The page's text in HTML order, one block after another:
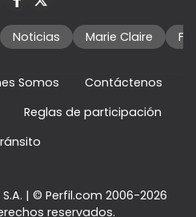
Noticias Marie Claire
Somos
Contáctenos
Reglas de participación
| © Perfil.com 2006-2026
reservados.